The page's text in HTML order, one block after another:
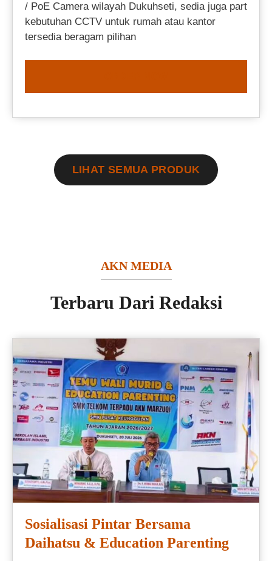
/ PoE Camera wilayah Dukuhseti, sedia juga part
kebutuhan CCTV untuk rumah atau kantor
tersedia beragam pilihan
LIHAT SEMUA PRODUK
AKN MEDIA
Terbaru Dari Redaksi
Sosialisasi Pintar Bersama
Daihatsu & Education Parenting